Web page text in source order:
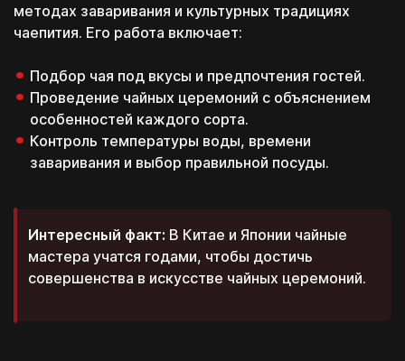
методах заваривания и культурных традициях
чаепития. Его работа включает:
Подбор чая под вкусы и предпочтения гостей.
Проведение чайных церемоний с объяснением
особенностей каждого сорта.
Контроль температуры воды, времени
заваривания и выбор правильной посуды.
Интересный факт: В Китае и Японии чайные
мастера учатся годами, чтобы достичь
совершенства в искусстве чайных церемоний.